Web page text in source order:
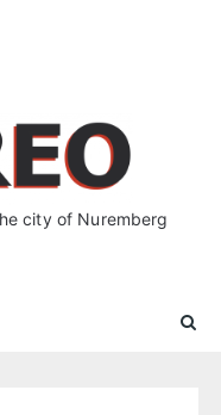
city of Nuremberg